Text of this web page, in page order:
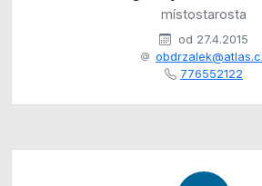
místostarosta
od 27.4.2015
776552122